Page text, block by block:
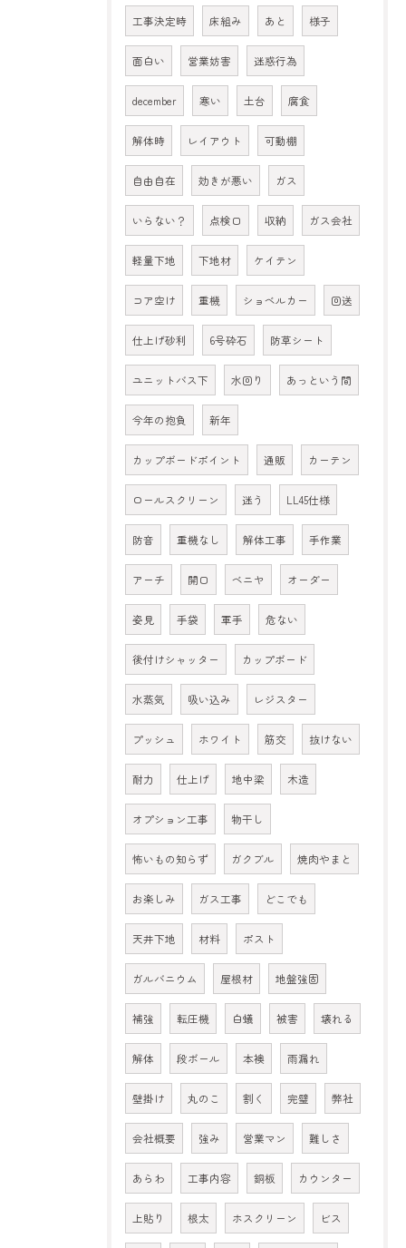
工事決定時 床組み あと 様子
面白い 営業妨害 迷惑行為
december 寒い 土台 腐食
解体時 レイアウト 可動棚
自由自在 効きが悪い ガス
いらない？ 点検口 収納 ガス会社
軽量下地 下地材 ケイテン
コア空け 重機 ショベルカー 回送
仕上げ砂利 6号砕石 防草シート
ユニットバス下 水回り あっという間
今年の抱負 新年
カップボードポイント 通販 カーテン
ロールスクリーン 迷う LL45仕様
防音 重機なし 解体工事 手作業
アーチ 開口 ベニヤ オーダー
姿見 手袋 軍手 危ない
後付けシャッター カップボード
水蒸気 吸い込み レジスター
プッシュ ホワイト 筋交 抜けない
耐力 仕上げ 地中梁 木造
オプション工事 物干し
怖いもの知らず ガクブル 焼肉やまと
お楽しみ ガス工事 どこでも
天井下地 材料 ポスト
ガルバニウム 屋根材 地盤強固
補強 転圧機 白蟻 被害 壊れる
解体 段ボール 本襖 雨漏れ
壁掛け 丸のこ 割く 完璧 弊社
会社概要 強み 営業マン 難しさ
あらわ 工事内容 銅板 カウンター
上貼り 根太 ホスクリーン ビス